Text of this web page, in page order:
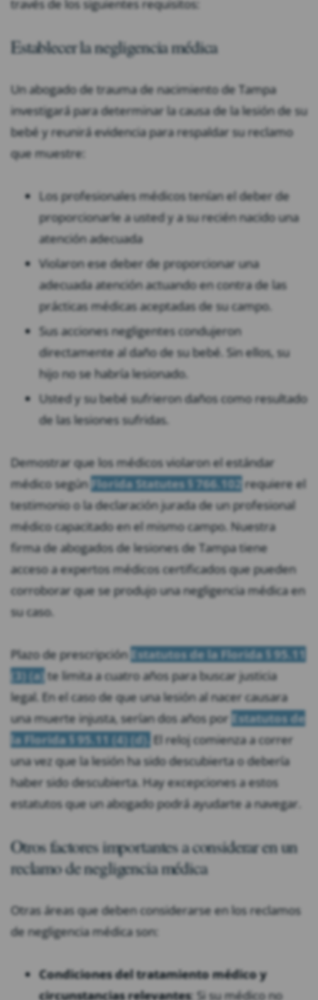
través de los siguientes requisitos:
Establecer la negligencia médica
Un abogado de trauma de nacimiento de Tampa
investigará para determinar la causa de la lesión de su
bebé y reunirá evidencia para respaldar su reclamo
que muestre:
Los profesionales médicos tenían el deber de
proporcionarle a usted y a su recién nacido una
atención adecuada
Violaron ese deber de proporcionar una
adecuada atención actuando en contra de las
prácticas médicas aceptadas de su campo.
Sus acciones negligentes condujeron
directamente al daño de su bebé. Sin ellos, su
hijo no se habría lesionado.
Usted y su bebé sufrieron daños como resultado
de las lesiones sufridas.
Demostrar que los médicos violaron el estándar
médico según Florida Statutes § 766.102 requiere el
testimonio o la declaración jurada de un profesional
médico capacitado en el mismo campo. Nuestra
firma de abogados de lesiones de Tampa tiene
acceso a expertos médicos certificados que pueden
corroborar que se produjo una negligencia médica en
su caso.
Plazo de prescripción Estatutos de la Florida § 95.11
(3) (a) te limita a cuatro años para buscar justicia
legal. En el caso de que una lesión al nacer causara
una muerte injusta, serían dos años por Estatutos de
la Florida § 95.11 (4) (d). El reloj comienza a correr
una vez que la lesión ha sido descubierta o debería
haber sido descubierta. Hay excepciones a estos
estatutos que un abogado podrá ayudarte a navegar.
Otros factores importantes a considerar en un
reclamo de negligencia médica
Otras áreas que deben considerarse en los reclamos
de negligencia médica son:
Condiciones del tratamiento médico y
circunstancias relevantes: Si su médico no